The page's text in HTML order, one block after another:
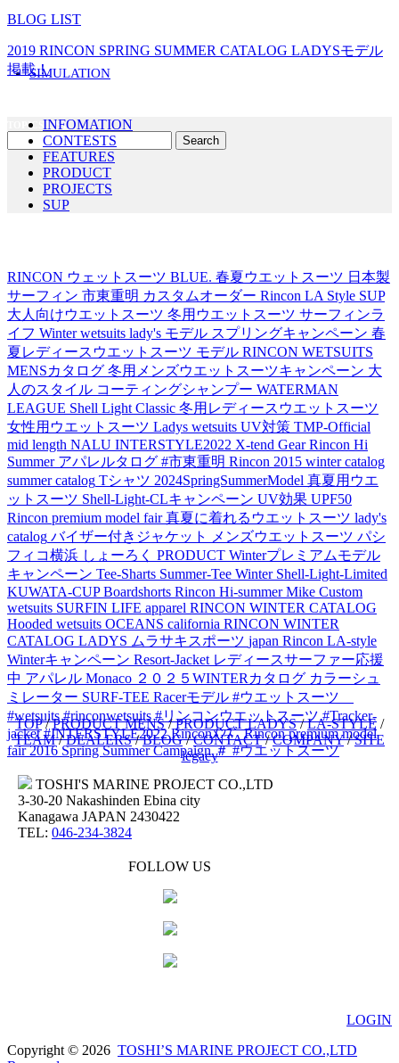
SIMULATION
BLOG LIST
2019 RINCON SPRING SUMMER CATALOG LADYSモデル
掲載！
TOPICS LISTINFOMATION
CONTESTS
FEATURES
PRODUCT
PROJECTS
SUP
RINCON ウェットスーツ BLUE. 春夏ウエットスーツ 日本製
サーフィン 市東重明 カスタムオーダー Rincon LA Style SUP
大人向けウエットスーツ 冬用ウエットスーツ サーフィンラ
イフ Winter wetsuits lady's モデル スプリングキャンペーン 春
夏レディースウエットスーツ モデル RINCON WETSUITS
MENSカタログ 冬用メンズウエットスーツキャンペーン 大
人のスタイル コーティングシャンプー WATERMAN
LEAGUE Shell Light Classic 冬用レディースウエットスーツ
女性用ウエットスーツ Ladys wetsuits UV対策 TMP-Official
mid length NALU INTERSTYLE2022 X-tend Gear Rincon Hi
Summer アパレルタログ #市東重明 Rincon 2015 winter catalog
summer catalog Tシャツ 2024SpringSummerModel 真夏用ウエ
ットスーツ Shell-Light-CLキャンペーン UV効果 UPF50
Rincon premium model fair 真夏に着れるウエットスーツ lady's
catalog バイザー付きジャケット メンズウエットスーツ パシ
フィコ横浜 しょーろく PRODUCT Winterプレミアムモデル
キャンペーン Tee-Sharts Summer-Tee Winter Shell-Light-Limited
KUWATA-CUP Boardshorts Rincon Hi-summer Mike Custom
wetsuits SURFIN LIFE apparel RINCON WINTER CATALOG
Hooded wetsuits OCEANS california RINCON WINTER
CATALOG LADYS ムラサキスポーツ japan Rincon LA-style
Winterキャンペーン Resort-Jacket レディースサーファー応援
中 アパレル Monaco ２０２５WINTERカタログ カラーシュ
ミレーター SURF-TEE Racerモデル #ウエットスーツ
#wetsuits #rinconwetsuits #リンコンウエットスーツ #Tracker-
jacket #INTERSTYLE2022 Rinconﾒﾝｽﾞ Rincon premium model
fair 2016 Spring Summer Campaign ＃ #ウエットスーツ
TOP/PRODUCT MENS/PRODUCT LADYS/LA-STYLE /
TEAM/DEALERS/BLOG/CONTACT/COMPANY/SITE
legacy
TOSHI'S MARINE PROJECT CO.,LTD
3-30-20 Nakashinden Ebina city
Kanagawa JAPAN 2430422
TEL: 046-234-3824
FOLLOW US
LOGIN
Copyright © 2026 TOSHI’S MARINE PROJECT CO.,LTD